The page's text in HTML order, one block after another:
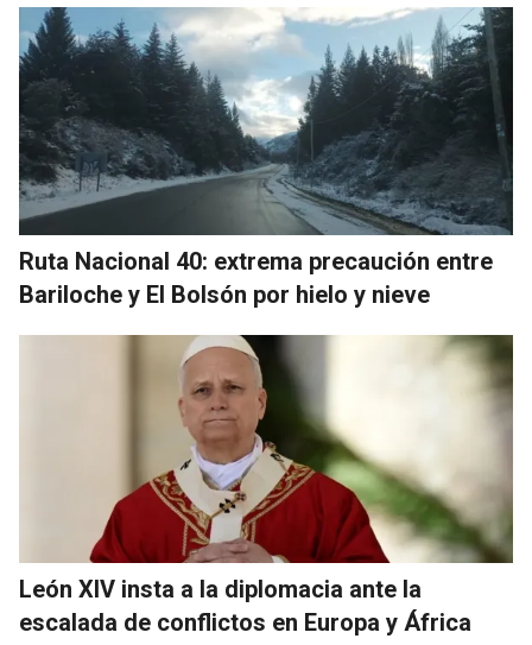
Ruta Nacional 40: extrema precaución entre
Bariloche y El Bolsón por hielo y nieve
León XIV insta a la diplomacia ante la
escalada de conflictos en Europa y África